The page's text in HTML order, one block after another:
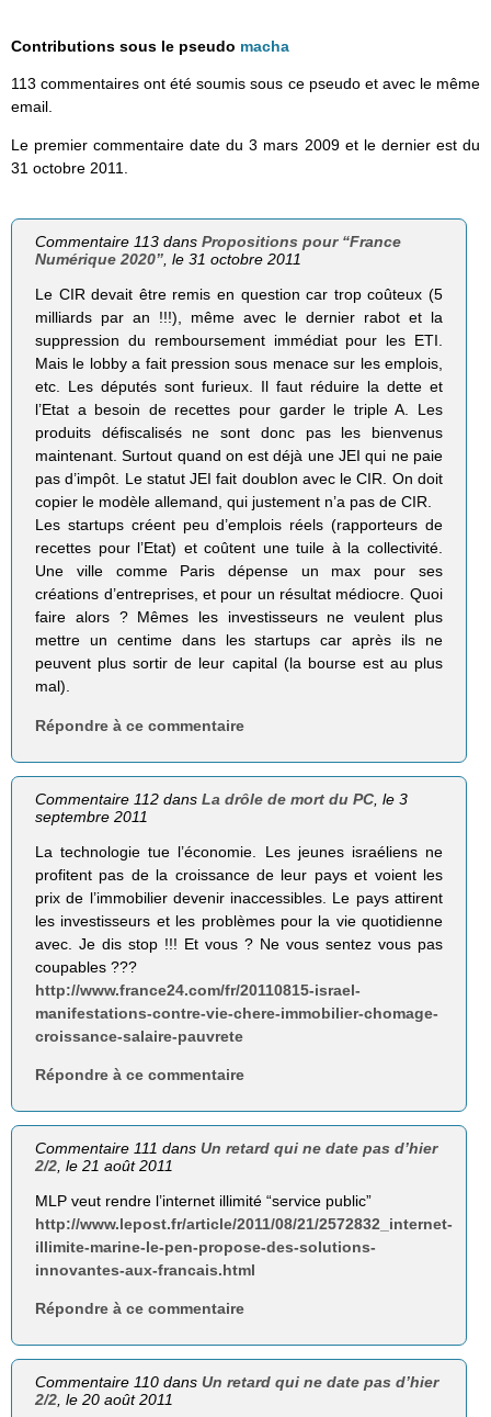
Contributions sous le pseudo macha
113 commentaires ont été soumis sous ce pseudo et avec le même
email.
Le premier commentaire date du 3 mars 2009 et le dernier est du
31 octobre 2011.
Commentaire 113 dansPropositions pour “France
Numérique 2020”, le 31 octobre 2011
Le CIR devait être remis en question car trop coûteux (5
milliards par an !!!), même avec le dernier rabot et la
suppression du remboursement immédiat pour les ETI.
Mais le lobby a fait pression sous menace sur les emplois,
etc. Les députés sont furieux. Il faut réduire la dette et
l’Etat a besoin de recettes pour garder le triple A. Les
produits défiscalisés ne sont donc pas les bienvenus
maintenant. Surtout quand on est déjà une JEI qui ne paie
pas d’impôt. Le statut JEI fait doublon avec le CIR. On doit
copier le modèle allemand, qui justement n’a pas de CIR.
Les startups créent peu d’emplois réels (rapporteurs de
recettes pour l’Etat) et coûtent une tuile à la collectivité.
Une ville comme Paris dépense un max pour ses
créations d’entreprises, et pour un résultat médiocre. Quoi
faire alors ? Mêmes les investisseurs ne veulent plus
mettre un centime dans les startups car après ils ne
peuvent plus sortir de leur capital (la bourse est au plus
mal).
Répondre à ce commentaire
Commentaire 112 dansLa drôle de mort du PC , le 3
septembre 2011
La technologie tue l’économie. Les jeunes israéliens ne
profitent pas de la croissance de leur pays et voient les
prix de l’immobilier devenir inaccessibles. Le pays attirent
les investisseurs et les problèmes pour la vie quotidienne
avec. Je dis stop !!! Et vous ? Ne vous sentez vous pas
coupables ???
http://www.france24.com/fr/20110815-israel-
manifestations-contre-vie-chere-immobilier-chomage-
croissance-salaire-pauvrete
Répondre à ce commentaire
Commentaire 111 dansUn retard qui ne date pas d’hier
2/2 , le 21 août 2011
MLP veut rendre l’internet illimité “service public”
http://www.lepost.fr/article/2011/08/21/2572832_internet-
illimite-marine-le-pen-propose-des-solutions-
innovantes-aux-francais.html
Répondre à ce commentaire
Commentaire 110 dansUn retard qui ne date pas d’hier
2/2 , le 20 août 2011